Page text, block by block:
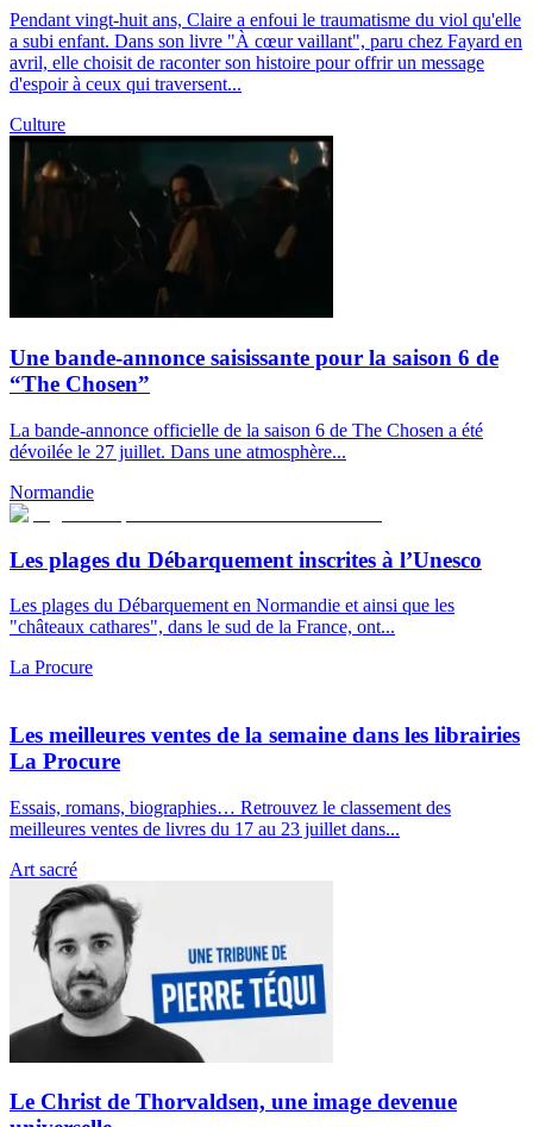
Pendant vingt-huit ans, Claire a enfoui le traumatisme du viol qu'elle
a subi enfant. Dans son livre "À cœur vaillant", paru chez Fayard en
avril, elle choisit de raconter son histoire pour offrir un message
d'espoir à ceux qui traversent...
Culture
Une bande-annonce saisissante pour la saison 6 de
“The Chosen”
La bande-annonce officielle de la saison 6 de The Chosen a été
dévoilée le 27 juillet. Dans une atmosphère...
Normandie
Les plages du Débarquement inscrites à l’Unesco
Les plages du Débarquement en Normandie et ainsi que les
"châteaux cathares", dans le sud de la France, ont...
La Procure
Les meilleures ventes de la semaine dans les librairies
La Procure
Essais, romans, biographies… Retrouvez le classement des
meilleures ventes de livres du 17 au 23 juillet dans...
Art sacré
Le Christ de Thorvaldsen, une image devenue